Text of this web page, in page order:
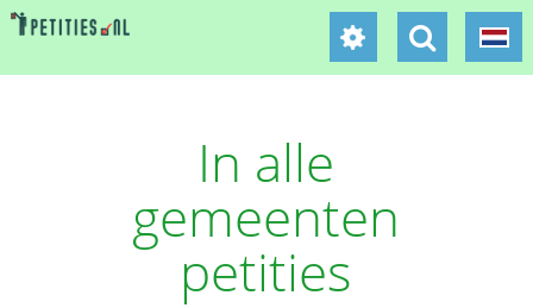
In alle
gemeenten
petities